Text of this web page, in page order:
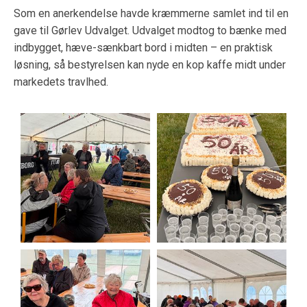
Som en anerkendelse havde kræmmerne samlet ind til en
gave til Gørlev Udvalget. Udvalget modtog to bænke med
indbygget, hæve-sænkbart bord i midten – en praktisk
løsning, så bestyrelsen kan nyde en kop kaffe midt under
markedets travlhed.